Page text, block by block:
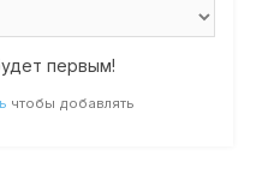
первым!
чтобы добавлять